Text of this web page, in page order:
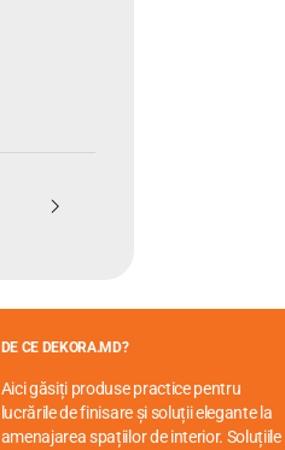
DE CE DEKORA.MD?
Aici găsiți produse practice pentru
lucrările de finisare și soluții elegante la
amenajarea spațiilor de interior. Soluțiile